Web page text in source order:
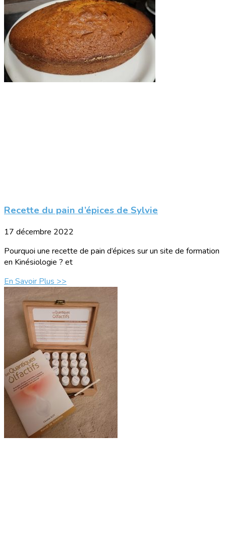
Recette du pain d’épices de Sylvie
17 décembre 2022
Pourquoi une recette de pain d’épices sur un site de formation
en Kinésiologie ? et
En Savoir Plus >>